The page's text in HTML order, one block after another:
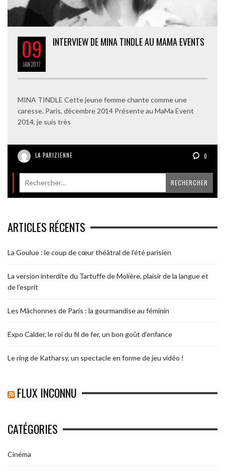
09
JAN2017
INTERVIEW DE MINA TINDLE AU MAMA EVENTS
MINA TINDLE Cette jeune femme chante comme une
caresse. Paris, décembre 2014 Présente au MaMa Event
2014, je suis très
LA PARIZIENNE 0
ARTICLES RÉCENTS
La Goulue : le coup de cœur théâtral de l’été parisien
La version interdite du Tartuffe de Molière, plaisir de la langue et
de l’esprit
Les Mâchonnes de Paris : la gourmandise au féminin
Expo Calder, le roi du fil de fer, un bon goût d’enfance
Le ring de Katharsy, un spectacle en forme de jeu vidéo !
FLUX INCONNU
CATÉGORIES
Cinéma